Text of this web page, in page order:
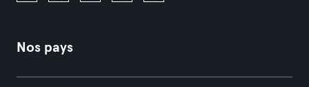
Nos pays